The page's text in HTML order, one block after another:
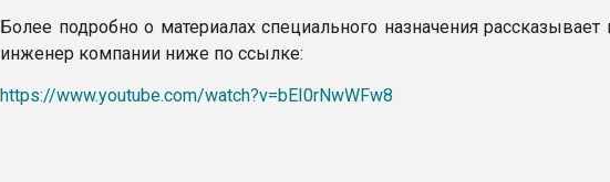
Более подробно о материалах специального назначения рассказывает
инженер компании ниже по ссылке:
https://www.youtube.com/watch?v=bEI0rNwWFw8